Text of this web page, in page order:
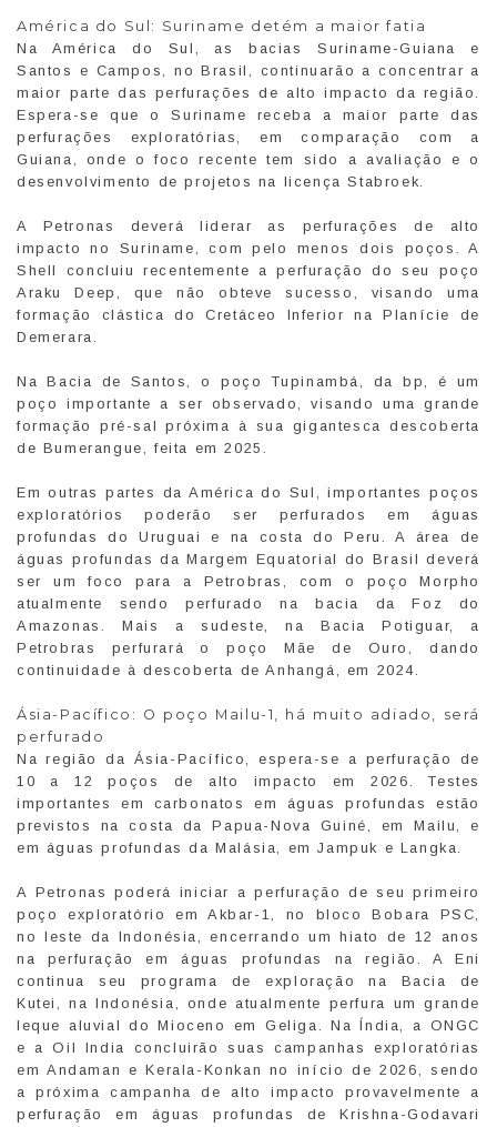
América do Sul: Suriname detém a maior fatia
Na América do Sul, as bacias Suriname-Guiana e
Santos e Campos, no Brasil, continuarão a concentrar a
maior parte das perfurações de alto impacto da região.
Espera-se que o Suriname receba a maior parte das
perfurações exploratórias, em comparação com a
Guiana, onde o foco recente tem sido a avaliação e o
desenvolvimento de projetos na licença Stabroek.
A Petronas deverá liderar as perfurações de alto
impacto no Suriname, com pelo menos dois poços. A
Shell concluiu recentemente a perfuração do seu poço
Araku Deep, que não obteve sucesso, visando uma
formação clástica do Cretáceo Inferior na Planície de
Demerara.
Na Bacia de Santos, o poço Tupinambá, da bp, é um
poço importante a ser observado, visando uma grande
formação pré-sal próxima à sua gigantesca descoberta
de Bumerangue, feita em 2025.
Em outras partes da América do Sul, importantes poços
exploratórios poderão ser perfurados em águas
profundas do Uruguai e na costa do Peru. A área de
águas profundas da Margem Equatorial do Brasil deverá
ser um foco para a Petrobras, com o poço Morpho
atualmente sendo perfurado na bacia da Foz do
Amazonas. Mais a sudeste, na Bacia Potiguar, a
Petrobras perfurará o poço Mãe de Ouro, dando
continuidade à descoberta de Anhangá, em 2024.
Ásia-Pacífico: O poço Mailu-1, há muito adiado, será
perfurado
Na região da Ásia-Pacífico, espera-se a perfuração de
10 a 12 poços de alto impacto em 2026. Testes
importantes em carbonatos em águas profundas estão
previstos na costa da Papua-Nova Guiné, em Mailu, e
em águas profundas da Malásia, em Jampuk e Langka.
A Petronas poderá iniciar a perfuração de seu primeiro
poço exploratório em Akbar-1, no bloco Bobara PSC,
no leste da Indonésia, encerrando um hiato de 12 anos
na perfuração em águas profundas na região. A Eni
continua seu programa de exploração na Bacia de
Kutei, na Indonésia, onde atualmente perfura um grande
leque aluvial do Mioceno em Geliga. Na Índia, a ONGC
e a Oil India concluirão suas campanhas exploratórias
em Andaman e Kerala-Konkan no início de 2026, sendo
a próxima campanha de alto impacto provavelmente a
perfuração em águas profundas de Krishna-Godavari